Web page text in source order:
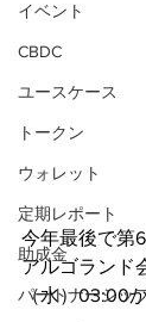
イベント
CBDC
ユースケース
トークン
ウォレット
定期レポート
助成金
パートナーシッ
今年最後で第
アルゴランド
（水）03:00